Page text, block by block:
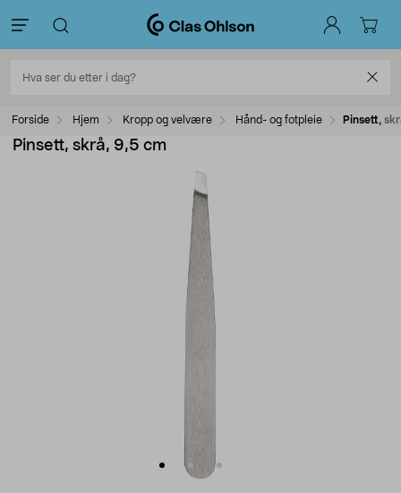
Forside Hjem Kropp og velvære Hånd- og fotpleie Pinsett,
Pinsett, skrå, 9,5 cm